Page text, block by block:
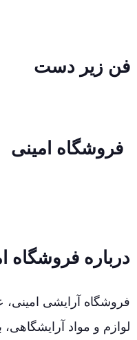
فن زیر دست
فروشگاه امینی
درباره فروشگاه
فروشگاه آرایشی امینی،
لوازم و مواد آرایشگاهی،